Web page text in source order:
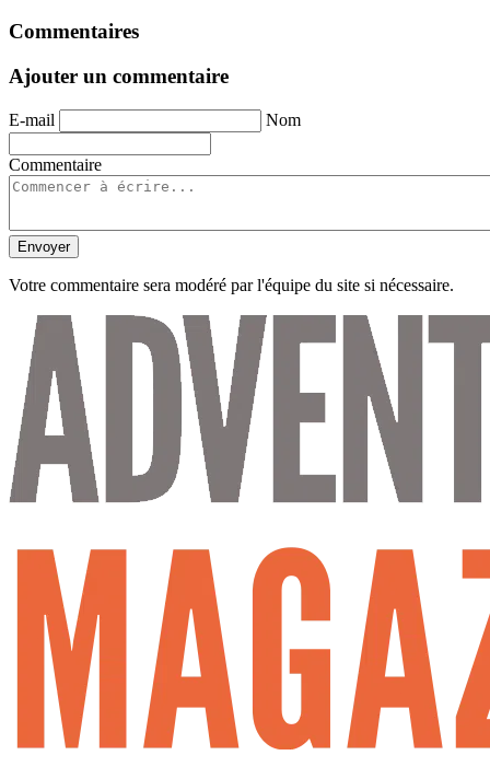
Commentaires
Ajouter un commentaire
E-mail Nom
Commentaire
Envoyer
Votre commentaire sera modéré par l'équipe du site si nécessaire.